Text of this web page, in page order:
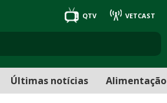
QTV VETCAST
Últimas notícias Alimentação